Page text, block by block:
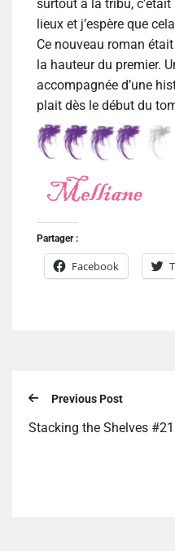
surtout à la tribu,
lieux et j’espère que
Ce nouveau roman
la hauteur du premier.
accompagnée d’une
plait dès le début du
Partager :
Facebook
Previous Post
Stacking the Shelves #21